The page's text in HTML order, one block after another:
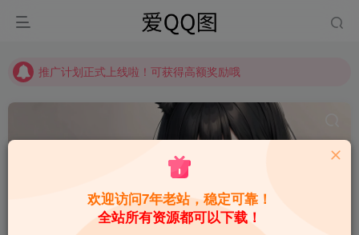
推广计划正式上线啦！可获得高额奖励哦
推广计划正式上线啦！可获得高额奖励哦
共1篇
欢迎访问7年老站，稳定可靠！
全站所有资源都可以下载！